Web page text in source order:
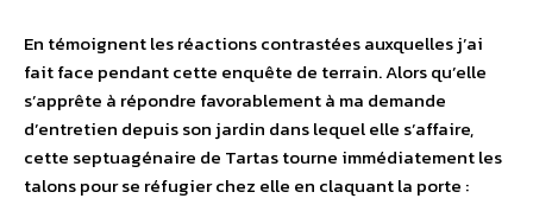
En témoignent les réactions contrastées auxquelles j’ai
fait face pendant cette enquête de terrain. Alors qu’elle
s’apprête à répondre favorablement à ma demande
d’entretien depuis son jardin dans lequel elle s’affaire,
cette septuagénaire de Tartas tourne immédiatement les
talons pour se réfugier chez elle en claquant la porte :